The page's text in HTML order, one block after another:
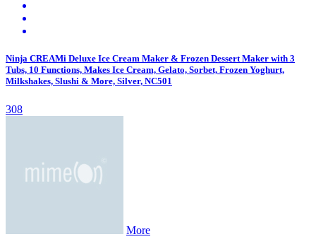
Ninja CREAMi Deluxe Ice Cream Maker & Frozen Dessert Maker with 3
Tubs, 10 Functions, Makes Ice Cream, Gelato, Sorbet, Frozen Yoghurt,
Milkshakes, Slushi & More, Silver, NC501
308
More